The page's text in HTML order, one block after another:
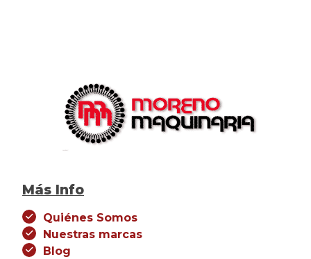
Más Info
Quiénes Somos
Nuestras marcas
Blog